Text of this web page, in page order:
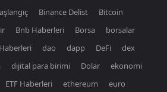
Binance Delist
Bitcoin
Bnb Haberleri Borsa
borsalar
dao dapp DeFi
dex
dijital para birimi Dolar
ekonomi
ETF Haberleri ethereum
euro